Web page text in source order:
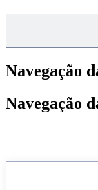
Navegação
Navegação